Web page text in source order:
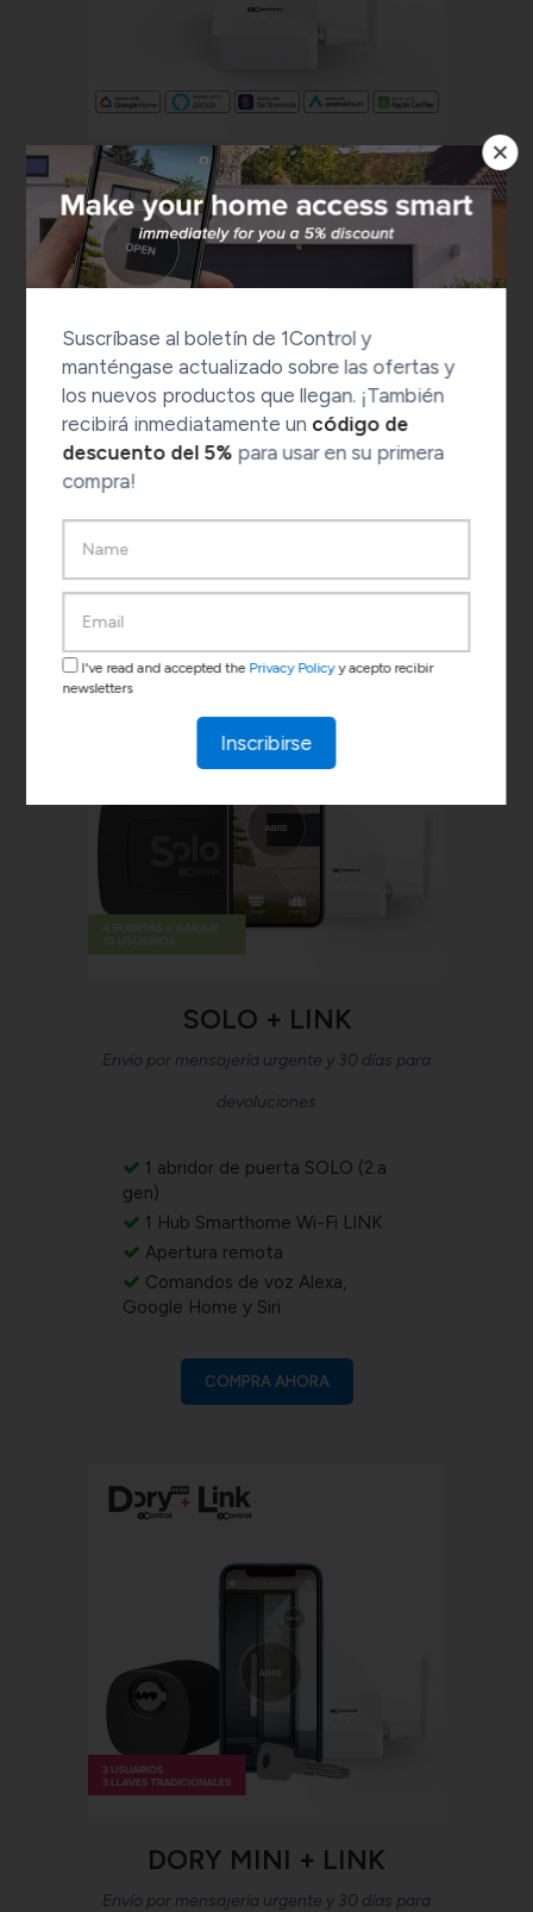
1Control LINK
Envío por mensajería urgente y 30 días para
1 Hub Smarthome Wi-Fi LINK
Apertura remota
Comandos de voz Alexa,
Google Home y Siri
Compatible con SOLO 2a gen &
DORY
SOLO + LINK
Envío por mensajería urgente y 30 días para
devoluciones
1 abridor de puerta SOLO (2.a
gen)
1 Hub Smarthome Wi-Fi LINK
Apertura remota
Comandos de voz Alexa,
Google Home y Siri
COMPRA AHORA
DORY MINI + LINK
Envío por mensajería urgente y 30 días para
Suscríbase al boletín de 1Control y
manténgase actualizado sobre las ofertas y
los nuevos productos que llegan. ¡También
recibirá inmediatamente un código de
descuento del 5% para usar en su primera
compra!
I've read and accepted the Privacy Policy y acepto recibir
newsletters
Inscribirse